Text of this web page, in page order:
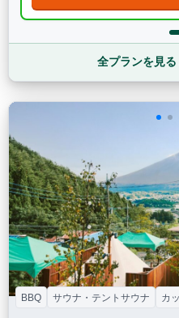
全プランを見
BBQ サウナ・テントサウナ カ